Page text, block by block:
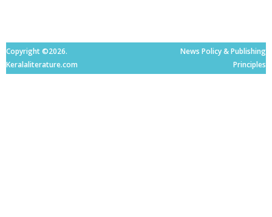
Copyright ©2026.
Keralaliterature.com
News Policy & Publishing
Principles